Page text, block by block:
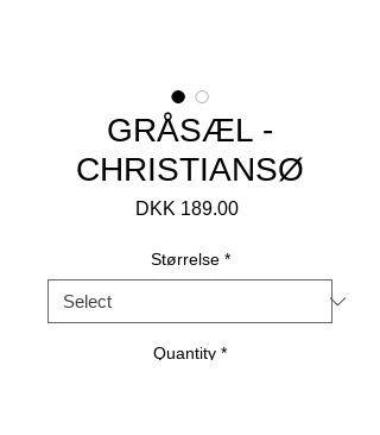
GRÅSÆL -
CHRISTIANSØ
DKK 189.00Price
Størrelse *
Quantity *